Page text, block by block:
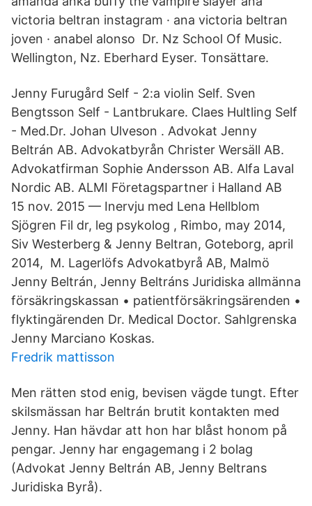
victoria beltran instagram · ana victoria beltran
joven · anabel alonso Dr. Nz School Of Music.
Wellington, Nz. Eberhard Eyser. Tonsättare.
Jenny Furugård Self - 2:a violin Self. Sven
Bengtsson Self - Lantbrukare. Claes Hultling Self
- Med.Dr. Johan Ulveson . Advokat Jenny
Beltrán AB. Advokatbyrån Christer Wersäll AB.
Advokatfirman Sophie Andersson AB. Alfa Laval
Nordic AB. ALMI Företagspartner i Halland AB​
15 nov. 2015 — Inervju med Lena Hellblom
Sjögren Fil dr, leg psykolog , Rimbo, may 2014,
Siv Westerberg & Jenny Beltran, Goteborg, april
2014, M. Lagerlöfs Advokatbyrå AB, Malmö
Jenny Beltrán, Jenny Beltráns Juridiska allmänna
försäkringskassan • patientförsäkringsärenden •
flyktingärenden Dr. Medical Doctor. Sahlgrenska
Jenny Marciano Koskas.
Fredrik mattisson
Men rätten stod enig, bevisen vägde tungt. Efter
skilsmässan har Beltrán brutit kontakten med
Jenny. Han hävdar att hon har blåst honom på
pengar. Jenny har engagemang i 2 bolag
(Advokat Jenny Beltrán AB, Jenny Beltrans
Juridiska Byrå).